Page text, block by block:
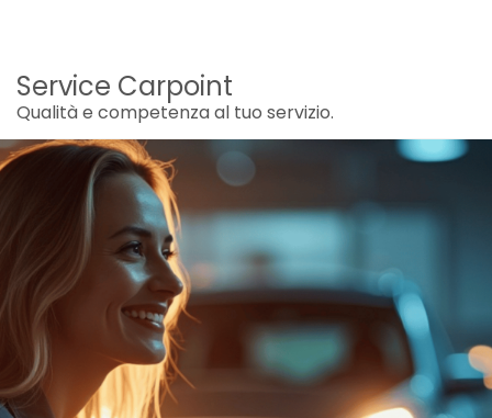
Service Carpoint
Qualità e competenza al tuo servizio.